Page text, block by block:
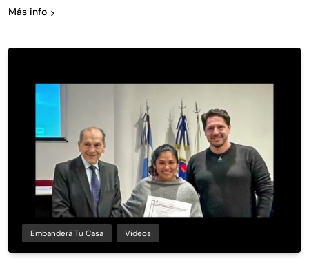
Más info
Embanderá Tu Casa Videos